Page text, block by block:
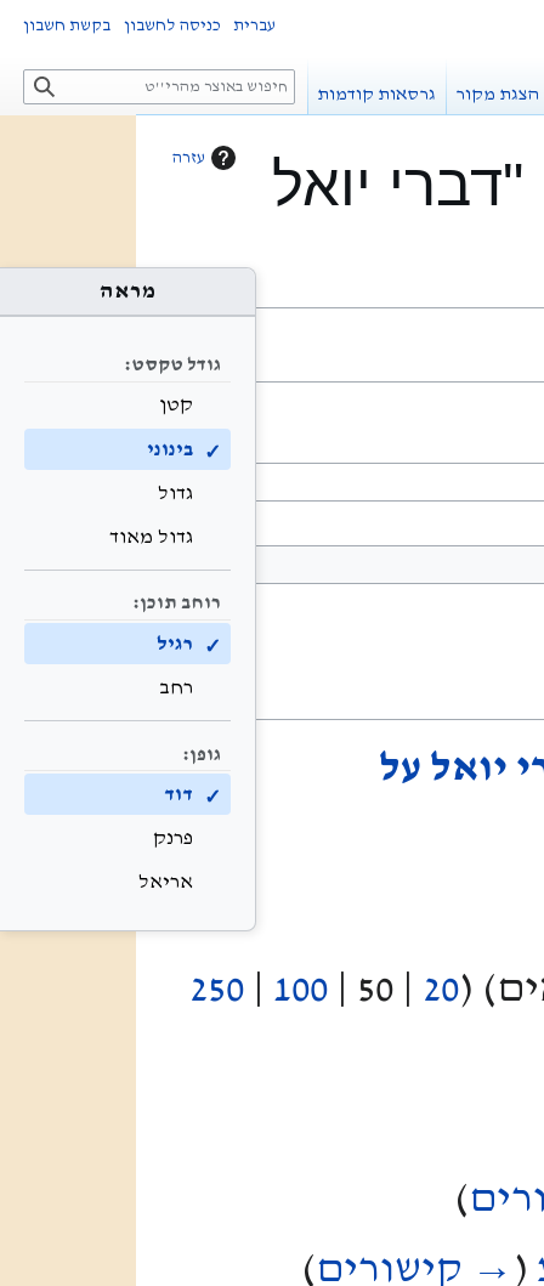
עזרה יואל
יואל על
) (
20
|
50
|
100
|
250
)
( → קישורים)
עברית כניסה לחשבון בקשת חשבון
הצגת מקור גרסאות קודמות
ח
י
ש
מראה
גודל טקסט:
קטן
בינוני
גדול
גדול מאוד
רוחב תוכן:
רגיל
רחב
גופן:
דוד
פרנק
אריאל